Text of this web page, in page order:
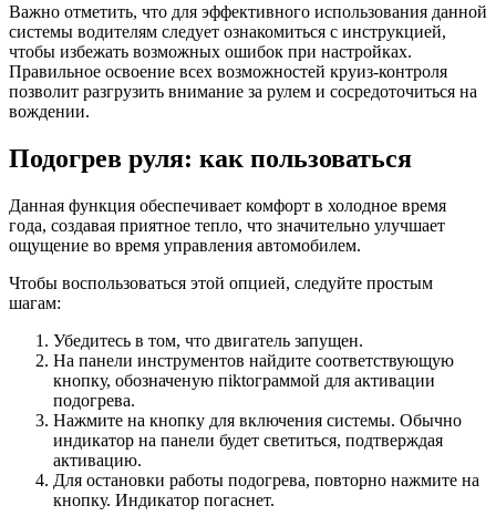
Важно отметить, что для эффективного использования данной
системы водителям следует ознакомиться с инструкцией,
чтобы избежать возможных ошибок при настройках.
Правильное освоение всех возможностей круиз-контроля
позволит разгрузить внимание за рулем и сосредоточиться на
вождении.
Подогрев руля: как пользоваться
Данная функция обеспечивает комфорт в холодное время
года, создавая приятное тепло, что значительно улучшает
ощущение во время управления автомобилем.
Чтобы воспользоваться этой опцией, следуйте простым
шагам:
Убедитесь в том, что двигатель запущен.
На панели инструментов найдите соответствующую
кнопку, обозначеную пiktограммой для активации
подогрева.
Нажмите на кнопку для включения системы. Обычно
индикатор на панели будет светиться, подтверждая
активацию.
Для остановки работы подогрева, повторно нажмите на
кнопку. Индикатор погаснет.